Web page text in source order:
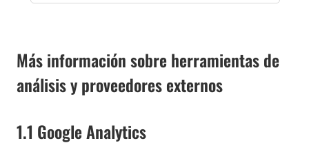
Más información sobre herramientas de
análisis y proveedores externos
1.1 Google Analytics